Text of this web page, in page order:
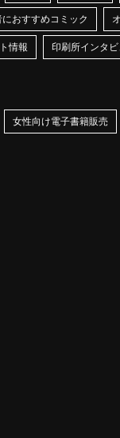
におすすめコミック
情報 印刷所インタ
女性向け電子書籍販売